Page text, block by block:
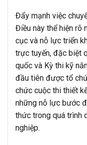
Đẩy mạnh việc
Điều này thể hiện rõ
cục và nỗ lực triển
trực tuyến, đặc biệt
quốc và Kỳ thi kỹ
đầu tiên được tổ
chức cuộc thi thiết
những nỗ lực bước
thức trong quá trình
nghiệp.